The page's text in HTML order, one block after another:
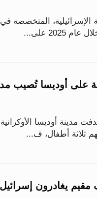
المتخصصة
على...
على أوديسا تُصيب
أوديسا الأوكرانية،
ثلاثة أطفال، ف...